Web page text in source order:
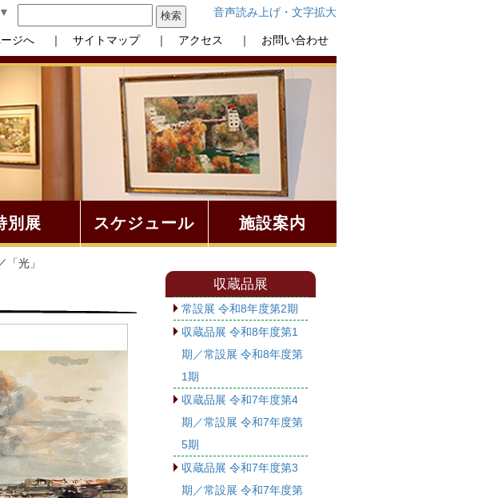
▼ 音声読み上げ・文字拡大
ジへ ｜ サイトマップ ｜ アクセス ｜ お問い合わせ
別展 スケジュール 施設案内
光」
収蔵品展
常設展 令和8年度第2期
収蔵品展 令和8年度第1
期／常設展 令和8年度第
1期
収蔵品展 令和7年度第4
期／常設展 令和7年度第
5期
収蔵品展 令和7年度第3
期／常設展 令和7年度第